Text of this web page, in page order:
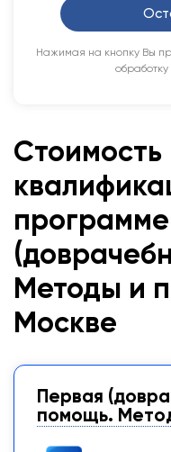
Нажимая на кнопку Вы
Методы и
Москве
Первая
помощь.